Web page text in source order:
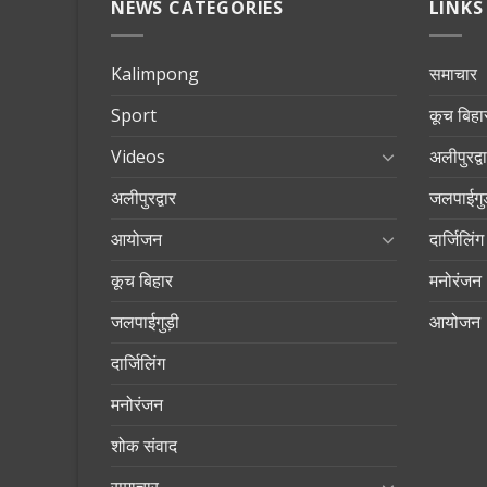
NEWS CATEGORIES
Kalimpong
Sport
Videos
अलीपुरद्वार
आयोजन
कूच बिहार
जलपाईगुड़ी
दार्जिलिंग
मनोरंजन
शोक संवाद
LINKS
समाचार
कूच
दार्जिलिंग
मनोरंजन
आयोजन